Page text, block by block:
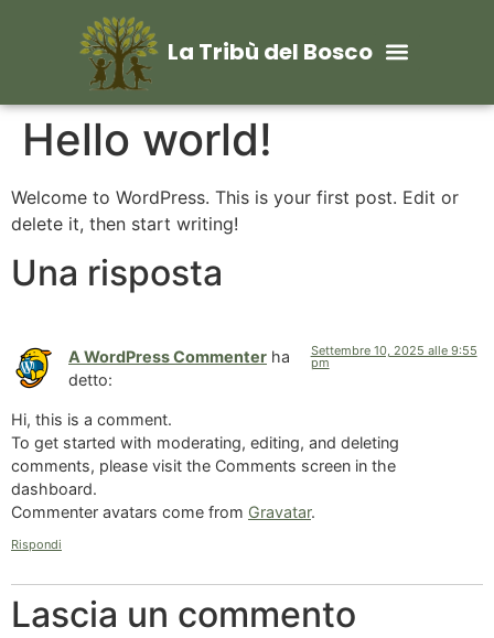
La Tribù del Bosco
Hello world!
Welcome to WordPress. This is your first post. Edit or
delete it, then start writing!
Una risposta
A WordPress Commenter ha
detto:
Settembre 10, 2025 alle 9:55
pm
Hi, this is a comment.
To get started with moderating, editing, and deleting
comments, please visit the Comments screen in the
dashboard.
Commenter avatars come from Gravatar.
Rispondi
Lascia un commento